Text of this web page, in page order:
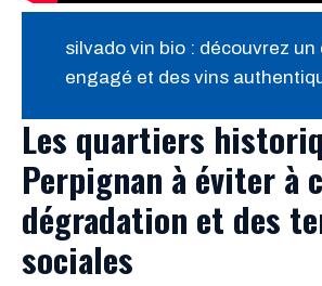
silvado vin bio : découvrez un
engagé et des vins
Les quartiers
Perpignan à éviter à
dégradation et des
sociales